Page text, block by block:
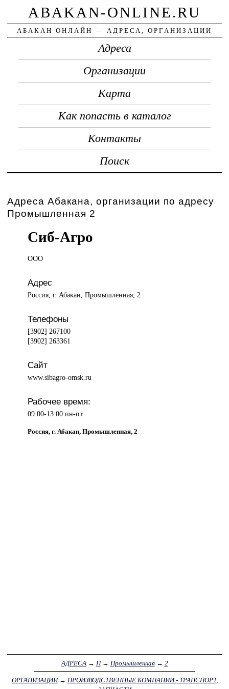
ABAKAN-ONLINE.RU
АБАКАН ОНЛАЙН — АДРЕСА, ОРГАНИЗАЦИИ
Адреса
Организации
Карта
Как попасть в каталог
Контакты
Поиск
Адреса Абакана, организации по адресу
Промышленная 2
Сиб-Агро
ООО
Адрес
Россия, г. Абакан, Промышленная, 2
Телефоны
[3902] 267100
[3902] 263361
Сайт
www.sibagro-omsk.ru
Рабочее время:
09:00-13:00 пн-пт
Россия, г. Абакан, Промышленная, 2
АДРЕСА → П→ Промышленная→ 2
ОРГАНИЗАЦИИ→ ПРОИЗВОДСТВЕННЫЕ КОМПАНИИ - ТРАНСПОРТ,